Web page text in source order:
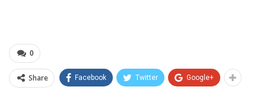
0
Share Facebook Twitter Google+